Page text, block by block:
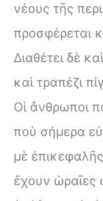
νέους τῆς
προσφέρεται
Διαθέτει δὲ
καὶ τραπέζι
Οἱ ἄνθρωποι
ποὺ σήμερα
μὲ
ἔχουν ὡραῖες